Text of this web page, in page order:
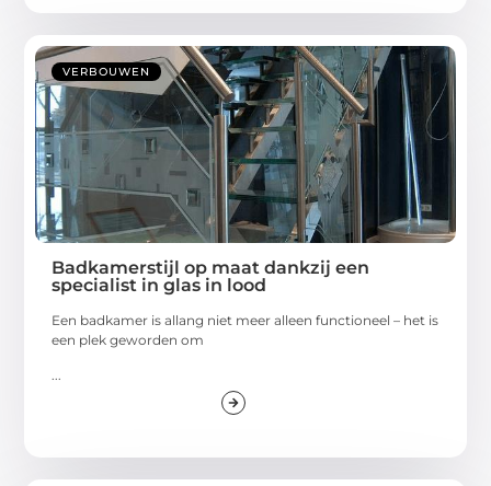
VERBOUWEN
Badkamerstijl op maat dankzij een
specialist in glas in lood
Een badkamer is allang niet meer alleen functioneel – het is
een plek geworden om
...